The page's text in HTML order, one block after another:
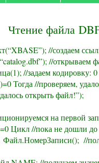
Чтение файла
//создаем
//открываем
//задаем кодировку:
Тогда //проверяем,
открыть файл!”);
на первой
Цикл //пока не дошли до
//